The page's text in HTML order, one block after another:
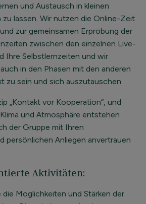
und Austausch in kleinen
lassen. Wir nutzen die Online-Zeit
zur gemeinsamen Erprobung der
zwischen den einzelnen Live-
Ihre Selbstlernzeiten und wir
in den Phasen mit den anderen
zu sein und sich auszutauschen.
„Kontakt vor Kooperation“, und
und Atmosphäre entstehen
der Gruppe mit Ihren
persönlichen Anliegen anvertrauen
Aktivitäten:
die Möglichkeiten und Stärken der